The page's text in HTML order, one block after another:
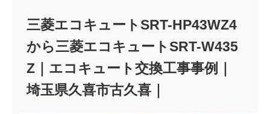
三菱エコキュートSRT-HP43WZ4
から三菱エコキュートSRT-W435
Z｜エコキュート交換工事事例｜
埼玉県久喜市古久喜｜